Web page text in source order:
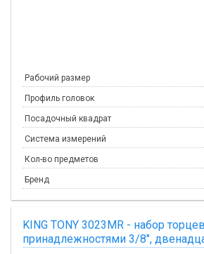
Рабочий размер
Профиль головок
Посадочный квадрат
Система измерений
Кол-во предметов
Бренд
KING TONY 3023MR - набор
принадлежностями 3/8",